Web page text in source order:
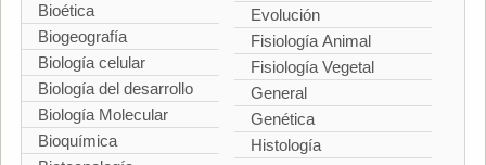
Bioética
Biogeografía
Biología celular
Biología del desarrollo
Biología Molecular
Bioquímica
Evolución
Fisiología Animal
Fisiología Vegetal
General
Genética
Histología